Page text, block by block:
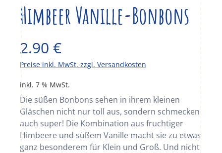
Himbeer Vanille-Bonbons
2.90 €
Preise inkl. MwSt. zzgl. Versandkosten
inkl. 7 % MwSt.
Die süßen Bonbons sehen in ihrem kleinen
Gläschen nicht nur toll aus, sondern schmecken
auch super! Die Kombination aus fruchtiger
Himbeere und süßem Vanille macht sie zu etwas
ganz besonderem für Klein und Groß. Und nicht